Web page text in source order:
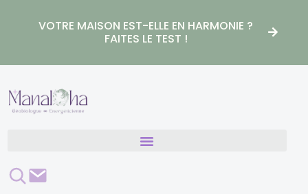
VOTRE MAISON EST-ELLE EN HARMONIE ?
FAITES LE TEST !
Rechercher
Contact